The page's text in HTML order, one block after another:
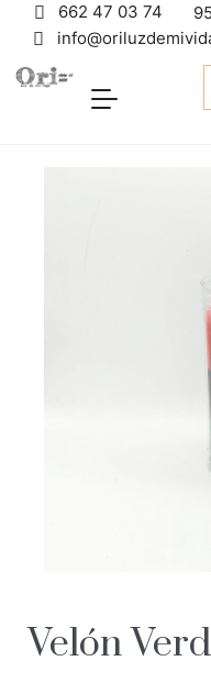
662 47 03 74
Velón